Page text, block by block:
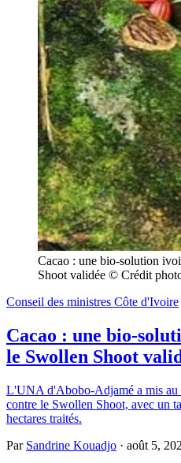
Cacao : une bio-solution
Shoot validée © Crédit
Conseil des ministres Côte d'Ivoire
Cacao : une bio-
le Swollen Shoot
L'UNA d'Abobo-Adjamé a mis au
contre le Swollen Shoot, avec un
hectares traités.
Par Sandrine Kouadjo · août 5,